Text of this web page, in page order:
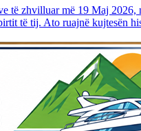
zhvilluar më 19 Maj 2026,
të tij. Ato ruajnë kujtesën